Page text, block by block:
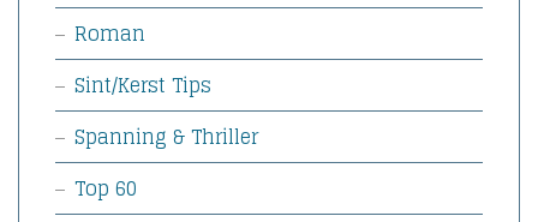
Roman
Sint/Kerst Tips
Spanning & Thriller
Top 60